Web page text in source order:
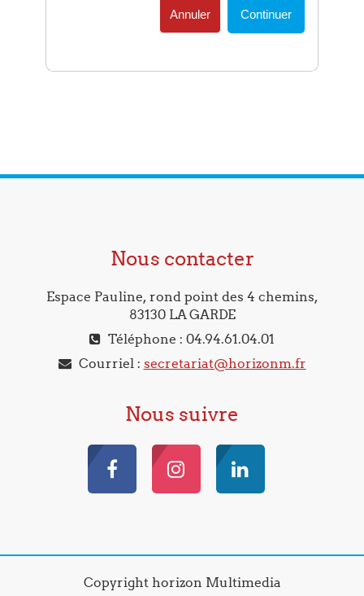
Annuler Continuer
Nous contacter
Espace Pauline, rond point des 4 chemins,
83130 LA GARDE
Téléphone : 04.94.61.04.01
Courriel : secretariat@horizonm.fr
Nous suivre
Copyright horizon Multimedia